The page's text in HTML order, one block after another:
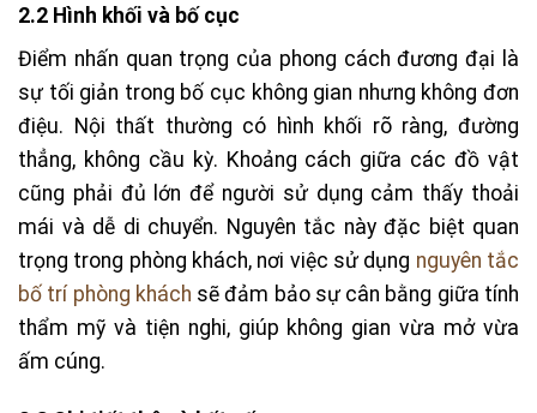
2.2 Hình khối và bố cục
Điểm nhấn quan trọng của phong cách đương đại là
sự tối giản trong bố cục không gian nhưng không đơn
điệu. Nội thất thường có hình khối rõ ràng, đường
thẳng, không cầu kỳ. Khoảng cách giữa các đồ vật
cũng phải đủ lớn để người sử dụng cảm thấy thoải
mái và dễ di chuyển. Nguyên tắc này đặc biệt quan
trọng trong phòng khách, nơi việc sử dụng nguyên tắc
bố trí phòng khách sẽ đảm bảo sự cân bằng giữa tính
thẩm mỹ và tiện nghi, giúp không gian vừa mở vừa
ấm cúng.